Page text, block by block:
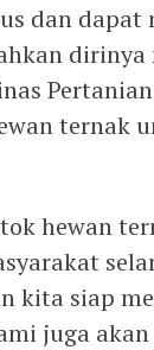
dan dapat
Pertanian
ternak
hewan
kita siap
juga